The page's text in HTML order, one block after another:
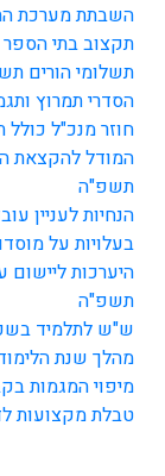
השבתת מערכת
תקצוב בתי הספר
תשלומי הורים
הסדרי תמרוץ
חוזר מנכ"ל
המודל להקצאת
תשפ"ה
הנחיות לעניין
בעלויות על
היערכות ליישום
תשפ"ה
ש"ש לתלמיד
מהלך שנת
מיפוי המגמות
טבלת מקצועות